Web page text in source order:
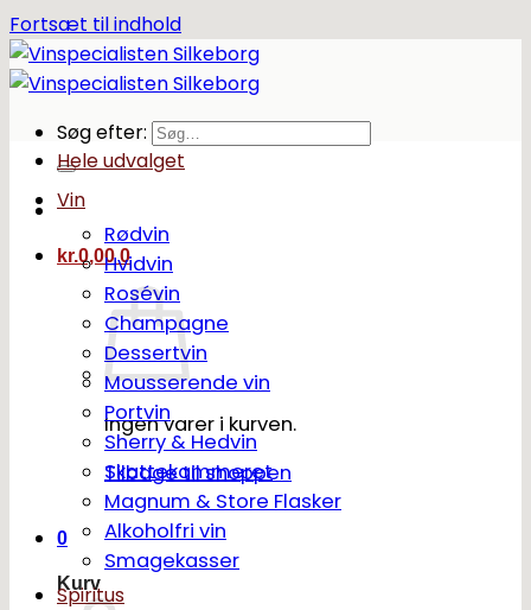
Fortsæt til indhold
Søg efter:
kr.0,00 0
Ingen varer i kurven.
Tilbage til shoppen
0
Kurv
Hele udvalget
Vin
Rødvin
Hvidvin
Rosévin
Champagne
Dessertvin
Mousserende vin
Portvin
Sherry & Hedvin
Skattekammeret
Magnum & Store Flasker
Alkoholfri vin
Smagekasser
Spiritus